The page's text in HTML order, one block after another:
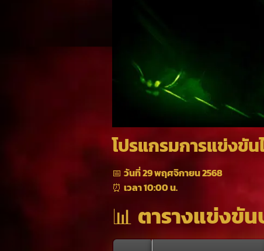
โปรแกรมการแข่งขั
📅 วันที่ 29 พฤศจิกายน 2568
⏰ เวลา 10:00 น.
📊 ตารางแข่งขัน